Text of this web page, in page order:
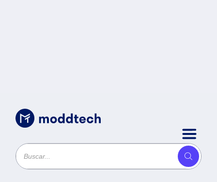
Sin categoría/Monitor Lenovo ThinkVision S27-4e
- 1x HDMI® 1.4, 1x VGA, tiempo de
respuesta 4ms, 3 años de garantia